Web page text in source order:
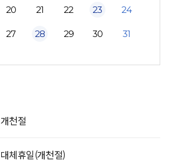
20 21 22 23 24
27 28 29 30 31
개천절
대체휴일(개천절)